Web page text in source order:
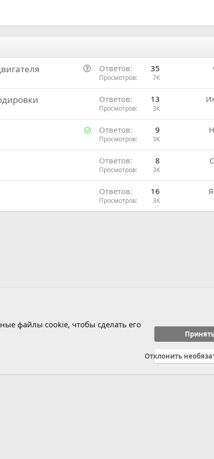
В
п
с
Ответов 35
Просмотров 7K
Ответов 13
Просмотров 3K
Р
ш
о
Ответов 9
Просмотров 3K
Ответов 8
Просмотров 3K
Ответов 16
Просмотров 3K
Политика конфиденциальности
файлы cookie, чтобы сделать его
Отклонить